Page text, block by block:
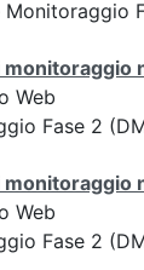
Monitoraggio
monitoraggio
Web
Fase 2
monitoraggio
Web
Fase 2